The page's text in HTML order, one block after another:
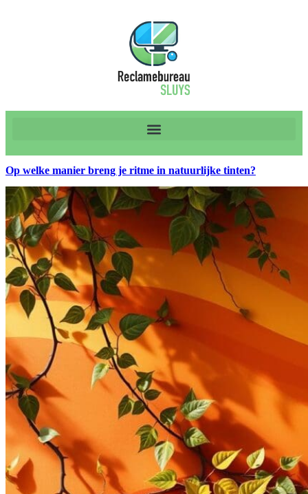
Op welke manier breng je ritme in natuurlijke tinten?